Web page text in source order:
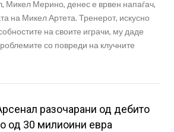
Микел Мерино, денес е врвен напаѓач,
на Микел Артета. Тренерот, искусно
на своите играчи, му даде
со повреди на клучните
разочарани од дебито
од 30 милиоини евра